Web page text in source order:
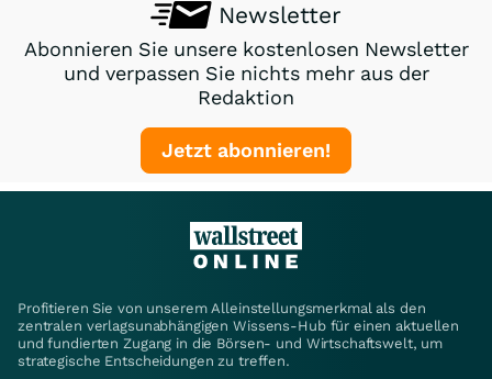
Newsletter
Abonnieren Sie unsere kostenlosen Newsletter
und verpassen Sie nichts mehr aus der
Redaktion
Jetzt abonnieren!
Profitieren Sie von unserem Alleinstellungsmerkmal als den
zentralen verlagsunabhängigen Wissens-Hub für einen aktuellen
und fundierten Zugang in die Börsen- und Wirtschaftswelt, um
strategische Entscheidungen zu treffen.